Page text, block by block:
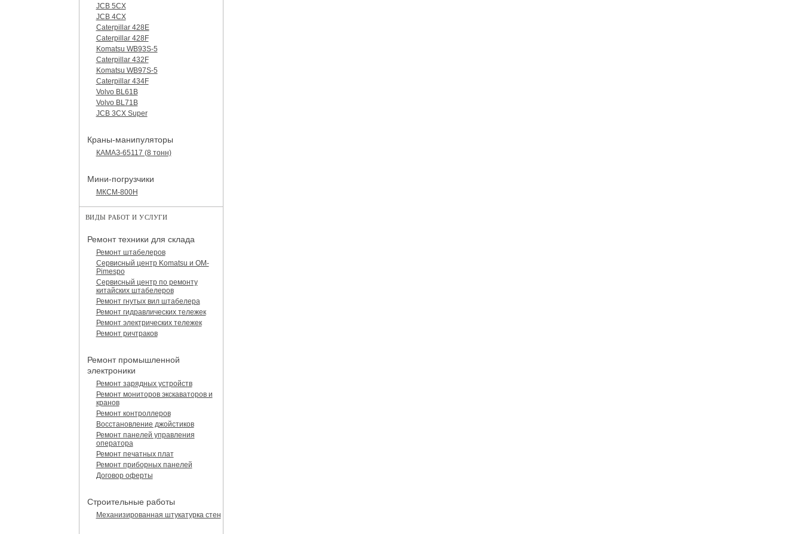
JCB 5CX
JCB 4CX
Caterpillar 428E
Caterpillar 428F
Komatsu WB93S-5
Caterpillar 432F
Komatsu WB97S-5
Caterpillar 434F
Volvo BL61B
Volvo BL71B
JCB 3CX Super
Краны-манипуляторы
КАМАЗ-65117 (8 тонн)
Мини-погрузчики
МКСМ-800H
ВИДЫ РАБОТ И УСЛУГИ
Ремонт техники для склада
Ремонт штабелеров
Сервисный центр Komatsu и OM-
Pimespo
Сервисный центр по ремонту
китайских штабелеров
Ремонт гнутых вил штабелера
Ремонт гидравлических тележек
Ремонт электрических тележек
Ремонт ричтраков
Ремонт промышленной
электроники
Ремонт зарядных устройств
Ремонт мониторов экскаваторов и
кранов
Ремонт контроллеров
Восстановление джойстиков
Ремонт панелей управления
оператора
Ремонт печатных плат
Ремонт приборных панелей
Договор оферты
Строительные работы
Механизированная штукатурка стен